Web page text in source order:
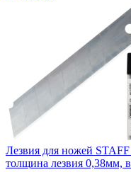
Лезвия для ножей
толщина лезвия 0,38мм,